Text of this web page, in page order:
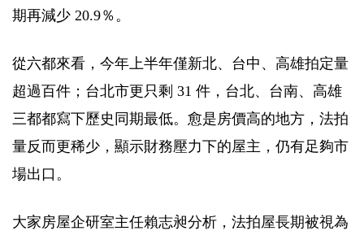
期再減少 20.9％。
從六都來看，今年上半年僅新北、台中、高雄拍定量
超過百件；台北市更只剩 31 件，台北、台南、高雄
三都都寫下歷史同期最低。愈是房價高的地方，法拍
量反而更稀少，顯示財務壓力下的屋主，仍有足夠市
場出口。
大家房屋企研室主任賴志昶分析，法拍屋長期被視為